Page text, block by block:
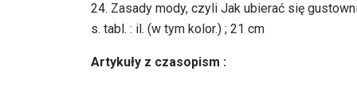
24. Zasady mody, czyli Jak ubierać się
s. tabl. : il. (w tym kolor.) ; 21 cm
Artykuły z czasopism :